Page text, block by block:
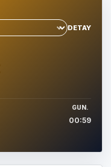
DETAY
GUN.
00:59